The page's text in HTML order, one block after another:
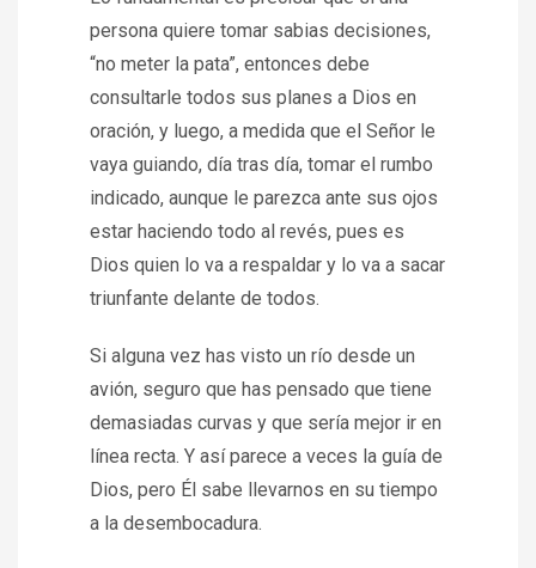
persona quiere tomar sabias decisiones,
“no meter la pata”, entonces debe
consultarle todos sus planes a Dios en
oración, y luego, a medida que el Señor le
vaya guiando, día tras día, tomar el rumbo
indicado, aunque le parezca ante sus ojos
estar haciendo todo al revés, pues es
Dios quien lo va a respaldar y lo va a sacar
triunfante delante de todos.
Si alguna vez has visto un río desde un
avión, seguro que has pensado que tiene
demasiadas curvas y que sería mejor ir en
línea recta. Y así parece a veces la guía de
Dios, pero Él sabe llevarnos en su tiempo
a la desembocadura.